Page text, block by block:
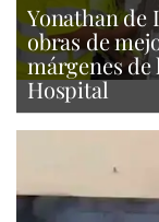
Yonathan de
obras de
márgenes
Hospital